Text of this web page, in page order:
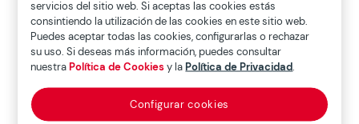
¡Hacia el otro lado! ¡Y a repetir!
Grita la profesora, una chica de unos treinta
años, de músculos firmes y bien torneados,
vestida con una ropa ajustada y elástica, que
deja al aire una barriga de hierro y unos
bíceps fuertes.
servicios del sitio web. Si aceptas las cookies estás
consintiendo la utilización de las cookies en este sitio web.
Puedes aceptar todas las cookies, configurarlas o rechazar
su uso. Si deseas más información, puedes consultar
nuestraPolítica de Cookiesy laPolítica de Privacidad.
Configurar cookies